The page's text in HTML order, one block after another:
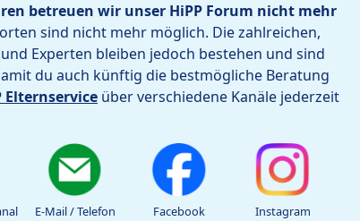
betreuen wir unser HiPP Forum nicht mehr
sind nicht mehr möglich. Die zahlreichen,
Experten bleiben jedoch bestehen und sind
du auch künftig die bestmögliche Beratung
Elternservice über verschiedene Kanäle jederzeit
E-Mail / Telefon Facebook Instagram